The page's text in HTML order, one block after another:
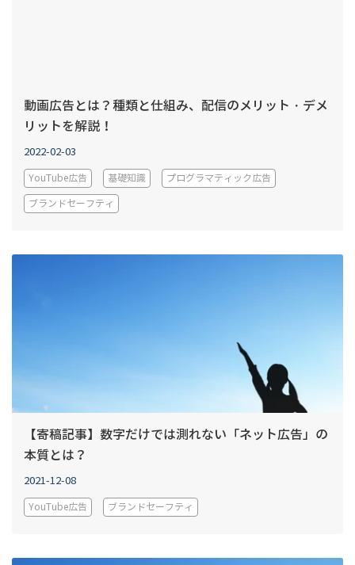
動画広告とは？種類と仕組み、配信のメリット・デメ
リットを解説！
2022-02-03
YouTube広告 基礎知識 プログラマティック広告
ブランドセーフティ
【寄稿記事】数字だけでは測れない「ネット広告」の
本質とは？
2021-12-08
YouTube広告 ブランドセーフティ